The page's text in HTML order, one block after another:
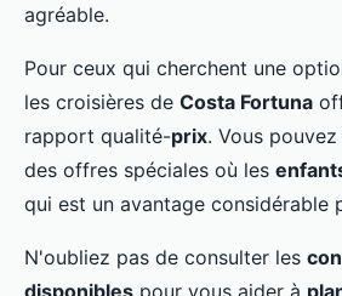
agréable.
Pour ceux qui cherchent une
les croisières de Costa Fortuna
rapport qualité-prix. Vous
des offres spéciales où les
qui est un avantage considérable
N'oubliez pas de consulter les